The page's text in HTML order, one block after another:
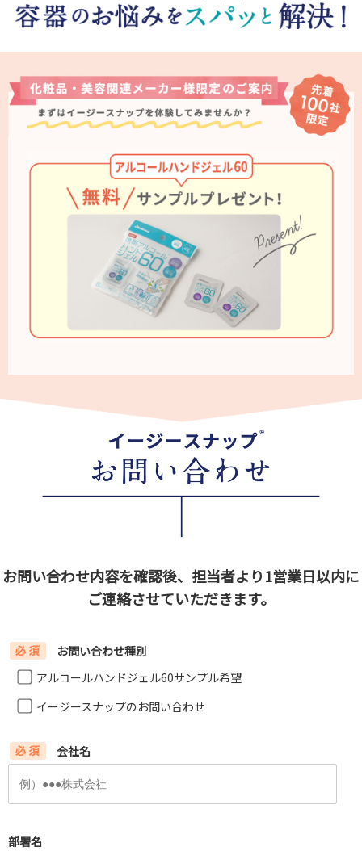
お問い合わせ内容を確認後、担当者より1営業日以内に
ご連絡させていただきます。
お問い合わせ種別
アルコールハンドジェル60サンプル希望
イージースナップのお問い合わせ
会社名
部署名